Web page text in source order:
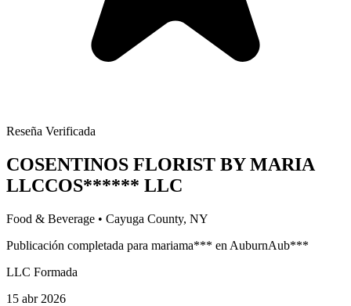
Reseña Verificada
COSENTINOS FLORIST BY MARIA
LLCCOS****** LLC
Food & Beverage • Cayuga County, NY
Publicación completada para mariama*** en AuburnAub***
LLC Formada
15 abr 2026